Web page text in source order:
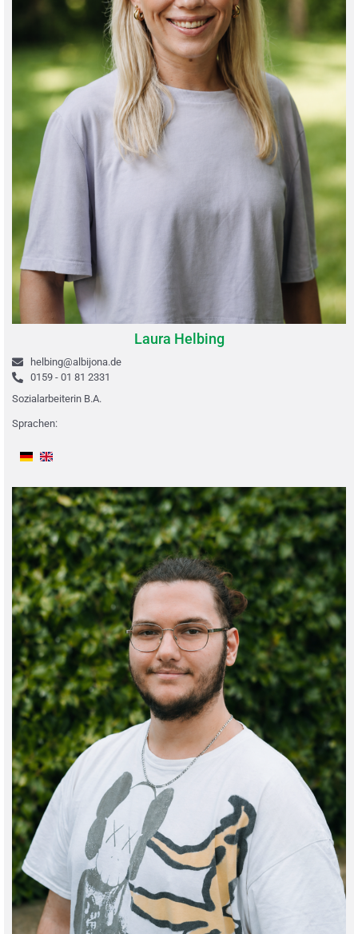
Laura Helbing
helbing@albijona.de
0159 - 01 81 2331
Sozialarbeiterin B.A.
Sprachen: